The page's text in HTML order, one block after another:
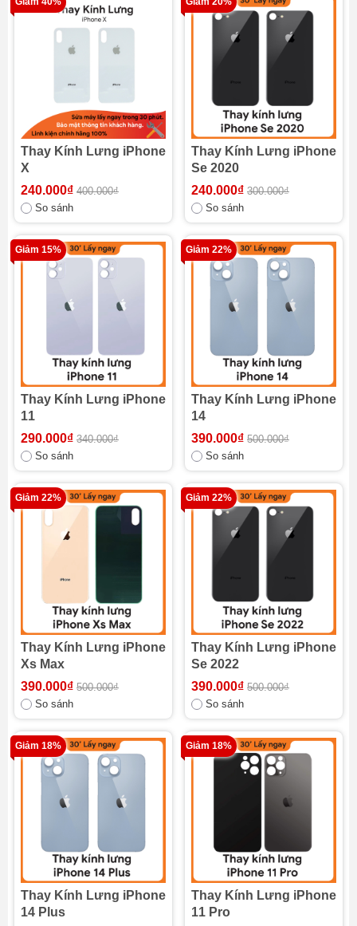
Thay Kính Lưng iPhone
X
240.000₫ 400.000₫
So sánh
Thay Kính Lưng iPhone
Se 2020
240.000₫ 300.000₫
So sánh
Giảm 15%
Thay Kính Lưng iPhone
11
290.000₫ 340.000₫
So sánh
Giảm 22%
Thay Kính Lưng iPhone
14
390.000₫ 500.000₫
So sánh
Giảm 22%
Thay Kính Lưng iPhone
Xs Max
390.000₫ 500.000₫
So sánh
Giảm 22%
Thay Kính Lưng iPhone
Se 2022
390.000₫ 500.000₫
So sánh
Giảm 18%
Thay Kính Lưng iPhone
14 Plus
Giảm 18%
Thay Kính Lưng iPhone
11 Pro